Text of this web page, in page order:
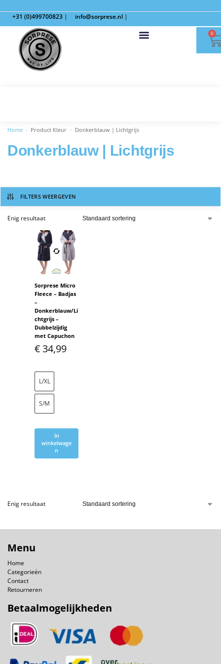
+31 (0)499700823 | info@sorprese.nl |
0
Home / Product Kleur / Donkerblauw | Lichtgrijs
Donkerblauw | Lichtgrijs
FILTERS WEERGEVEN
Enig resultaat
Sorprese Micro
Fleece – Badjas
–
Donkerblauw/Li
chtgrijs –
Dubbelzijdig
met Capuchon
€ 34,99
L/XL
S/M
In
winkelwage
n
Enig resultaat
Menu
Home
Categorieën
Contact
Retourneren
Betaalmogelijkheden